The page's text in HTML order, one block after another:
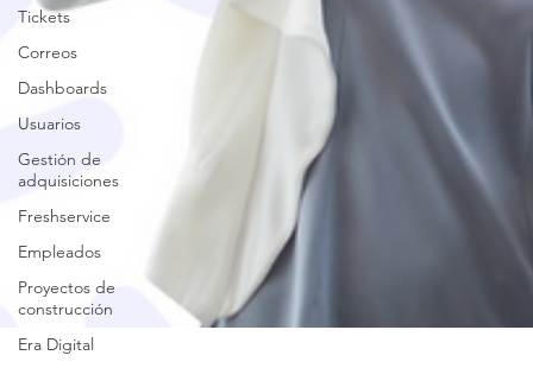
Tickets
Correos
Dashboards
Usuarios
Gestión de
adquisiciones
Freshservice
Empleados
Proyectos de
construcción
Era Digital